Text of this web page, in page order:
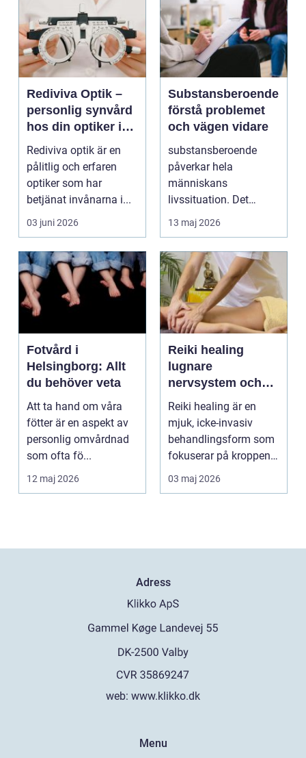
Rediviva Optik –
personlig synvård
hos din optiker i
Uppsala
Rediviva optik är en
pålitlig och erfaren
optiker som har
betjänat invånarna i...
03 juni 2026
Substansberoende
förstå problemet
och vägen vidare
substansberoende
påverkar hela
människans
livssituation. Det
handlar sällan bara
om alkohol, narkoti...
13 maj 2026
Fotvård i
Helsingborg: Allt
du behöver veta
Att ta hand om våra
fötter är en aspekt av
personlig omvårdnad
som ofta fö...
12 maj 2026
Reiki healing
lugnare
nervsystem och
djupare
återhämtning
Reiki healing är en
mjuk, icke-invasiv
behandlingsform som
fokuserar på kroppens
egen förmåga att lä...
03 maj 2026
Adress
web: www.klikko.dk
Menu